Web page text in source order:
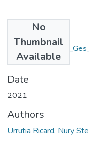
No
Thumbnail
Available
MB)
Date
2021
Authors
Urrutia Ricard, Nury